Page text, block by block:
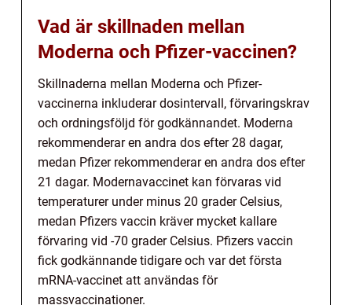
Vad är skillnaden mellan
Moderna och Pfizer-vaccinen?
Skillnaderna mellan Moderna och Pfizer-
vaccinerna inkluderar dosintervall, förvaringskrav
och ordningsföljd för godkännandet. Moderna
rekommenderar en andra dos efter 28 dagar,
medan Pfizer rekommenderar en andra dos efter
21 dagar. Modernavaccinet kan förvaras vid
temperaturer under minus 20 grader Celsius,
medan Pfizers vaccin kräver mycket kallare
förvaring vid -70 grader Celsius. Pfizers vaccin
fick godkännande tidigare och var det första
mRNA-vaccinet att användas för
massvaccinationer.